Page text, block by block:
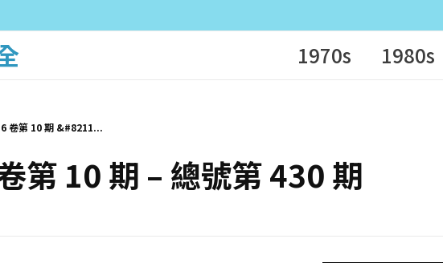
1970s 1980s
卷第 10 期 &#8211...
第 10 期 – 總號第 430 期